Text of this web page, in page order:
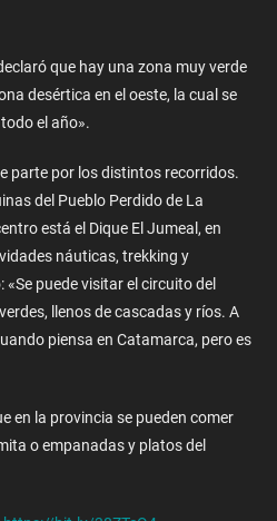
que hay una zona muy verde
desértica en el oeste, la cual se
el año».
parte por los distintos recorridos.
del Pueblo Perdido de La
está el Dique El Jumeal, en
náuticas, trekking y
puede visitar el circuito del
llenos de cascadas y ríos. A
piensa en Catamarca, pero es
en la provincia se pueden comer
o empanadas y platos del